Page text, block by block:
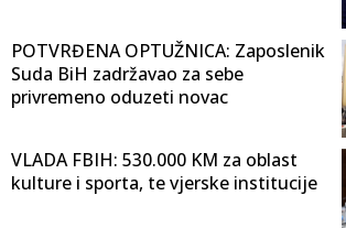
POTVRĐENA OPTUŽNICA: Zaposlenik
Suda BiH zadržavao za sebe
privremeno oduzeti novac
VLADA FBIH: 530.000 KM za oblast
kulture i sporta, te vjerske institucije